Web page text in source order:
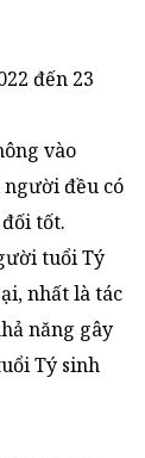
đến 23
vào
đều có
tốt.
tuổi Tý
nhất là tác
năng gây
Tý sinh